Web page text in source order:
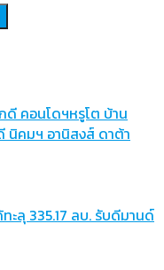
ดี คอนโดฯหรูโต บ้าน
นิคมฯ อานิสงส์ ดาต้า
ทะลุ 335.17 ลบ. รับดีมานด์